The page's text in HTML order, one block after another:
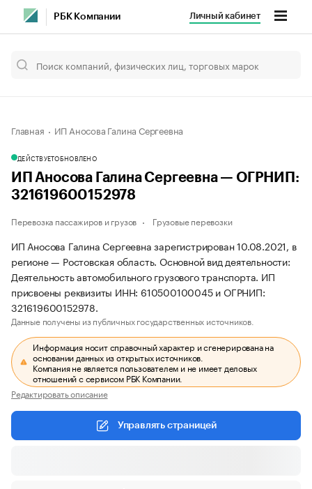
РБК Компании Личный кабинет
Главная ИП Аносова Галина Сергеевна
ДЕЙСТВУЕТОБНОВЛЕНО
ИП Аносова Галина Сергеевна — ОГРНИП:
321619600152978
Перевозка пассажиров и грузов Грузовые перевозки
ИП Аносова Галина Сергеевна зарегистрирован 10.08.2021, в
регионе — Ростовская область. Основной вид деятельности:
Деятельность автомобильного грузового транспорта. ИП
присвоены реквизиты ИНН: 610500100045 и ОГРНИП:
321619600152978.
Данные получены из публичных государственных источников.
Информация носит справочный характер и сгенерирована на
основании данных из открытых источников.
Компания не является пользователем и не имеет деловых
отношений с сервисом РБК Компании.
Редактировать описание
Управлять страницей